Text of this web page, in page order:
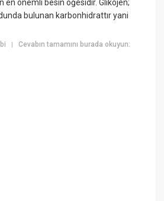
en önemli besin öğesidir. Glikojen;
bulunan karbonhidrattır yani
|Cevabın tamamını burada okuyun: